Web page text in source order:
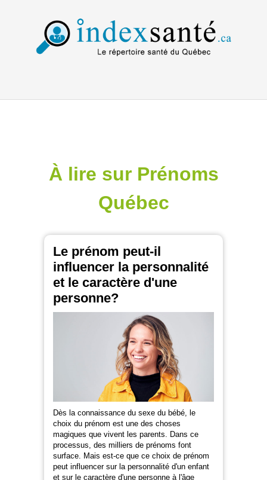
À lire sur Prénoms
Québec
Le prénom peut-il
influencer la personnalité
et le caractère d'une
personne?
Dès la connaissance du sexe du bébé, le
choix du prénom est une des choses
magiques que vivent les parents. Dans ce
processus, des milliers de prénoms font
surface. Mais est-ce que ce choix de prénom
peut influencer sur la personnalité d'un enfant
et sur le caractère d'une personne à l'âge